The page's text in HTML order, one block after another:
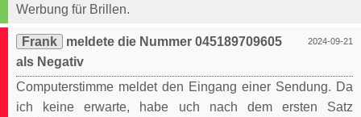
Werbung für Brillen.
2024-09-21
Frank
meldete die Nummer 045189709605
als Negativ
Computerstimme meldet den Eingang einer Sendung. Da
ich keine erwarte, habe uch nach dem ersten Satz